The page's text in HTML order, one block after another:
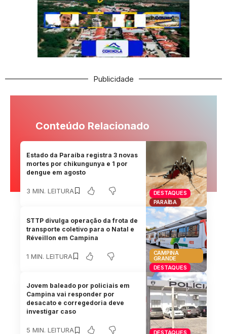
Publicidade
Conteúdo Relacionado
DESTAQUES
PARAÍBA
Estado da Paraíba registra 3 novas
mortes por chikungunya e 1 por
dengue em agosto
3 MIN. LEITURA
CAMPINA
GRANDE
DESTAQUES
STTP divulga operação da frota de
transporte coletivo para o Natal e
Réveillon em Campina
1 MIN. LEITURA
DESTAQUES
Jovem baleado por policiais em
Campina vai responder por
desacato e corregedoria deve
investigar caso
5 MIN. LEITURA